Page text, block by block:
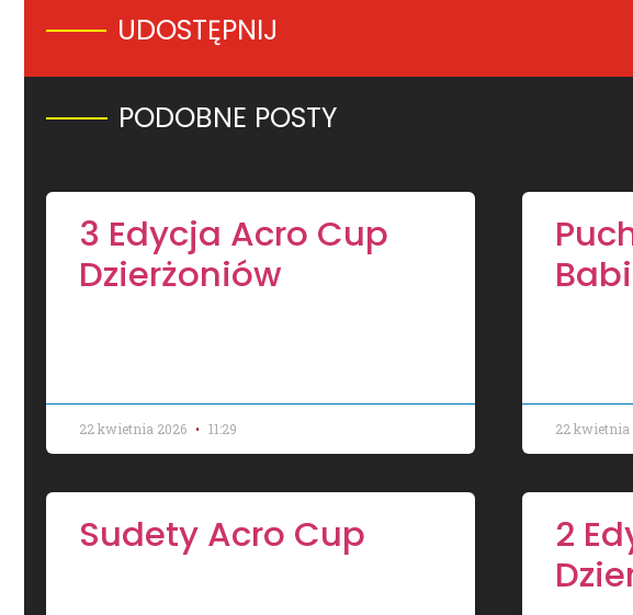
UDOSTĘPNIJ
PODOBNE POSTY​
3 Edycja Acro Cup
Dzierżoniów
22 kwietnia 2026 11:29 22 kwietnia
Sudety Acro Cup
2